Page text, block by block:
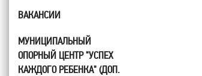
ВАКАНСИИ
МУНИЦИПАЛЬНЫЙ
ОПОРНЫЙ ЦЕНТР "УСПЕХ
КАЖДОГО РЕБЕНКА" (ДОП.